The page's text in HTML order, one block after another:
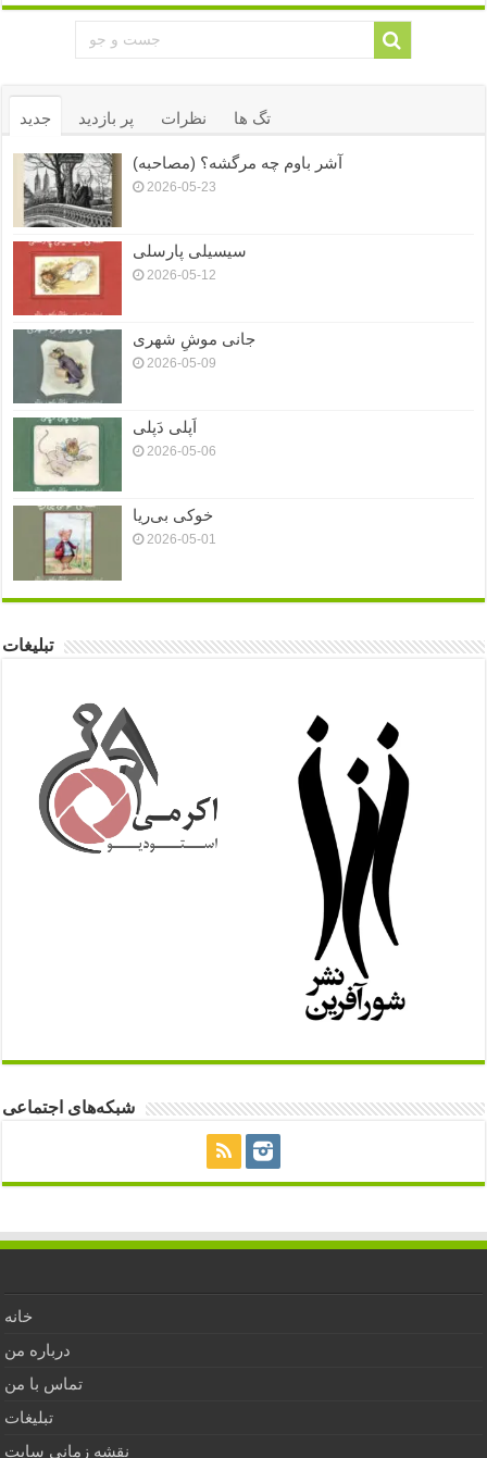
جدید پر بازدید نظرات تگ ها
آشر باوم چه مرگشه؟ (مصاحبه)
2026-05-23
سیسیلی پارسلی
2026-05-12
جانی موشِ شهری
2026-05-09
اَپلی دَپلی
2026-05-06
خوکی بی‌ریا
2026-05-01
تبلیغات
شبکه‌های اجتماعی
خانه
درباره من
تماس با من
تبلیغات
نقشه زمانی سایت